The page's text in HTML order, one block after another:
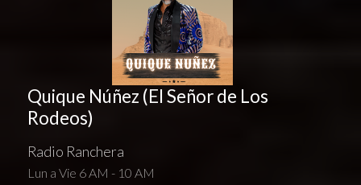
Quique Núñez (El Señor de Los
Rodeos)
Radio Ranchera
Lun a Vie 6 AM - 10 AM